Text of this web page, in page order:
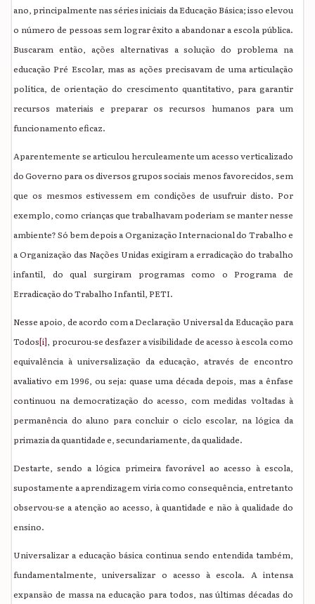
ano, principalmente nas séries iniciais da Educação Básica; isso elevou
o número de pessoas sem lograr êxito a abandonar a escola pública.
Buscaram então, ações alternativas a solução do problema na
educação Pré Escolar, mas as ações precisavam de uma articulação
política, de orientação do crescimento quantitativo, para garantir
recursos materiais e preparar os recursos humanos para um
funcionamento eficaz.
Aparentemente se articulou herculeamente um acesso verticalizado
do Governo para os diversos grupos sociais menos favorecidos, sem
que os mesmos estivessem em condições de usufruir disto. Por
exemplo, como crianças que trabalhavam poderiam se manter nesse
ambiente? Só bem depois a Organização Internacional do Trabalho e
a Organização das Nações Unidas exigiram a erradicação do trabalho
infantil, do qual surgiram programas como o Programa de
Erradicação do Trabalho Infantil, PETI.
Nesse apoio, de acordo com a Declaração Universal da Educação para
Todos[i], procurou-se desfazer a visibilidade de acesso à escola como
equivalência à universalização da educação, através de encontro
avaliativo em 1996, ou seja: quase uma década depois, mas a ênfase
continuou na democratização do acesso, com medidas voltadas à
permanência do aluno para concluir o ciclo escolar, na lógica da
primazia da quantidade e, secundariamente, da qualidade.
Destarte, sendo a lógica primeira favorável ao acesso à escola,
supostamente a aprendizagem viria como consequência, entretanto
observou-se a atenção ao acesso, à quantidade e não à qualidade do
ensino.
Universalizar a educação básica continua sendo entendida também,
fundamentalmente, universalizar o acesso à escola. A intensa
expansão de massa na educação para todos, nas últimas décadas do